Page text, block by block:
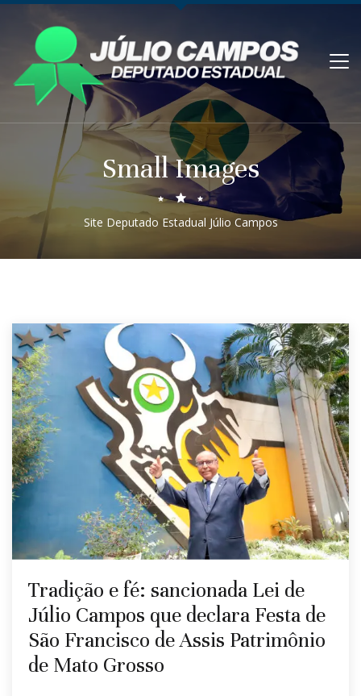
Small Images
Site Deputado Estadual Júlio Campos
Tradição e fé: sancionada Lei de
Júlio Campos que declara Festa de
São Francisco de Assis Patrimônio
de Mato Grosso